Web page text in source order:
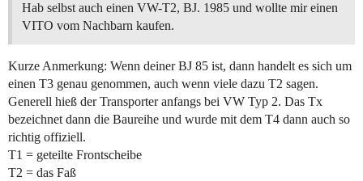
Hab selbst auch einen VW-T2, BJ. 1985 und wollte mir einen
VITO vom Nachbarn kaufen.
Kurze Anmerkung: Wenn deiner BJ 85 ist, dann handelt es sich um
einen T3 genau genommen, auch wenn viele dazu T2 sagen.
Generell hieß der Transporter anfangs bei VW Typ 2. Das Tx
bezeichnet dann die Baureihe und wurde mit dem T4 dann auch so
richtig offiziell.
T1 = geteilte Frontscheibe
T2 = das Faß